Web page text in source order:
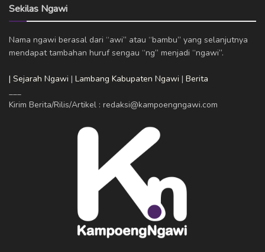
Sekilas Ngawi
Nama ngawi berasal dari “awi” atau “bambu” yang selanjutnya
mendapat tambahan huruf sengau “ng” menjadi “ngawi”.
| Sejarah Ngawi | Lambang Kabupaten Ngawi | Berita
Kirim Berita/Rilis/Artikel : redaksi@kampoengngawi.com